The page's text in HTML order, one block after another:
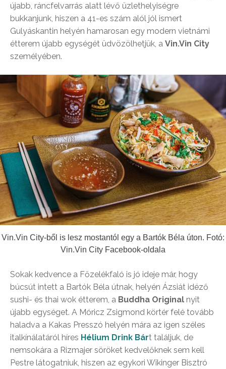
újabb, ráncfelvarrás alatt lévő üzlethelyiségre
bukkanjunk, hiszen a 41-es szám alól jól ismert
Gulyáskantin helyén hamarosan egy modern vietnámi
étterem újabb egységét üdvözölhetjük, a Vin.Vin City
személyében.
Vin.Vin City-ből is lesz mostantól egy a Bartók Béla úton. Fotó:
Vin.Vin City Facebook-oldala
Sokak kedvence a Főzelékfaló is jó ideje már, hogy
búcsút intett a Bartók Béla útnak, helyén Ázsiát idéző
sushi- és thai wok étterem, a Buddha Original nyit
újabb egységet. A Móricz Zsigmond körtér felé tovább
haladva a Kakas Presszó helyén mára az igen széles
italkínálatáról híres Hélium Drink Bárt találjuk, de
nemsokára a Rizmajer söröket kedvelőknek sem kell
Pestre látogatniuk, hiszen az egykori Wikinger Bisztró